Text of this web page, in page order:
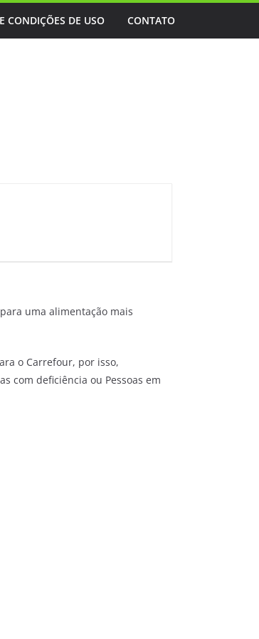
CONDIÇÕES DE USO CONTATO
uma alimentação mais
o Carrefour, por isso,
com deficiência ou Pessoas em